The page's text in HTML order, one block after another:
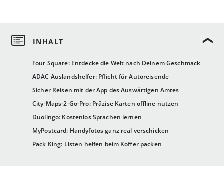
Four Square: Entdecke die Welt nach Deinem Geschmack
ADAC Auslandshelfer: Pflicht für Autoreisende
Sicher Reisen mit der App des Auswärtigen Amtes
City-Maps-2-Go-Pro: Präzise Karten offline nutzen
Duolingo: Kostenlos Sprachen lernen
MyPostcard: Handyfotos ganz real verschicken
Pack King: Listen helfen beim Koffer packen